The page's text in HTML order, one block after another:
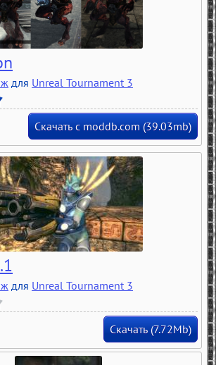
для Unreal Tournament 3
Скачать с moddb.com (39.03mb)
для Unreal Tournament 3
Скачать (7.72Mb)